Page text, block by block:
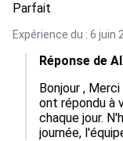
Parfait
Expérience du : 6 juin
Réponse de
Bonjour ,
ont répondu à
chaque jour.
journée,